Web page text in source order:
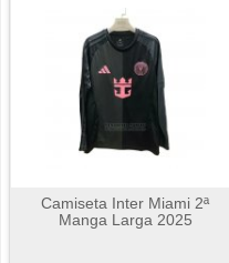
Camiseta Inter Miami 2ª
Manga Larga 2025